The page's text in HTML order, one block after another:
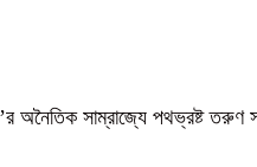
অনৈতিক সাম্রাজ্যে পথভ্রষ্ট তরুণ